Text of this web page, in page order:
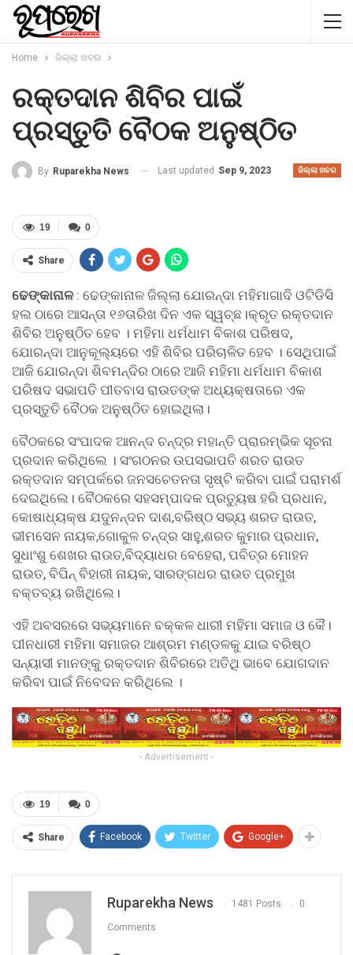
Home ଜିଲ୍ଲା ଖବର
ରକ୍ତଦାନ ଶିବିର ପାଇଁ
ପ୍ରସ୍ତୁତି ବୈଠକ ଅନୁଷ୍ଠିତ
ଜିଲ୍ଲା ଖବର
By Ruparekha News Last updated Sep 9, 2023
0
19
Share
ଢେଙ୍କାନାଳ: ଢେଙ୍କାନାଳ ଜିଲ୍ଲା ଯୋରନ୍ଦା ମହିମାଗାଦି ଓଟିଡିସି
ହଲ ଠାରେ ଆସନ୍ତା ୧୬ତାରିଖ ଦିନ ଏକ ସ୍ୱଚ୍ଛ।କ୍ରୃତ ରକ୍ତଦାନ
ଶିବିର ଅନୁଷ୍ଠିତ ହେବ । ମହିମା ଧର୍ମଧାମ ବିକାଶ ପରିଷଦ,
ଯୋରନ୍ଦା ଆନୁକୂଲ୍ୟରେ ଏହି ଶିବିର ପରିଚାଳିତ ହେବ । ସେଥିପାଇଁ
ଆଜି ଯୋରନ୍ଦା ଶିବମନ୍ଦିର ଠାରେ ଆଜି ମହିମା ଧର୍ମଧାମ ବିକାଶ
ପରିଷଦ ସଭାପତି ପୀତବାସ ରାଉତଙ୍କ ଅଧ୍ୟକ୍ଷତାରେ ଏକ
ପ୍ରସ୍ତୁତି ବୈଠକ ଅନୁଷ୍ଠିତ ହୋଇଥିଲା।
ବୈଠକରେ ସଂପାଦକ ଆନନ୍ଦ ଚନ୍ଦ୍ର ମହାନ୍ତି ପ୍ରାରମ୍ଭିକ ସୂଚନା
ପ୍ରଦାନ କରିଥିଲେ । ସଂଗଠନର ଉପସଭାପତି ଶରତ ରାଉତ
ରକ୍ତଦାନ ସମ୍ପର୍କରେ ଜନସଚେତନତା ସୃଷ୍ଟି କରିବା ପାଇଁ ପରାମର୍ଶ
ଦେଇଥିଲେ। ବୈଠକରେ ସହସମ୍ପାଦକ ପ୍ରତ୍ୟୁଷ ହରି ପ୍ରଧାନ,
କୋଷାଧ୍ୟକ୍ଷ ଯଦୁନନ୍ଦନ ଦାଶ,ବରିଷ୍ଠ ସଭ୍ୟ ଶରତ ରାଉତ,
ଭୀମସେନ ନାୟକ,ଗୋକୁଳ ଚନ୍ଦ୍ର ସାହୁ,ଶରତ କୁମାର ପ୍ରଧାନ,
ସୁଧାଂଶୁ ଶେଖର ରାଉତ,ବିଦ୍ୟାଧର ବେହେରା, ପବିତ୍ର ମୋହନ
ରାଉତ, ବିପିନ୍ ବିହାରୀ ନାୟକ, ସାରଙ୍ଗଧର ରାଉତ ପ୍ରମୁଖ
ବକ୍ତବ୍ୟ ରଖିଥିଲେ।
ଏହି ଅବସରରେ ସଭ୍ୟମାନେ ବକ୍କଳ ଧାରୀ ମହିମା ସମାଜ ଓ କୈ।
ପୀନଧାରୀ ମହିମା ସମାଜର ଆଶ୍ରମ ମଣ୍ଡଳକୁ ଯାଇ ବରିଷ୍ଠ
ସନ୍ୟାସୀ ମାନଙ୍କୁ ରକ୍ତଦାନ ଶିବିରରେ ଅତିଥି ଭାବେ ଯୋଗଦାନ
କରିବା ପାଇଁ ନିବେଦନ କରିଥିଲେ ।
- Advertisement -
0
19
Share Facebook Twitter Google+
Ruparekha News 1481 Posts 0
Comments